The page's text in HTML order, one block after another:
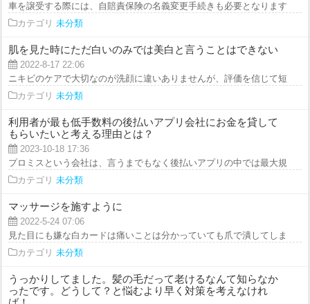
車を譲受する際には、自賠責保険の名義変更手続きも必要となります。
カテゴリ 未分類
肌を見た時にただ白いのみでは美白と言うことはできない
2022-8-17 22:06
ニキビのケアで大切なのが洗顔に違いありませんが、評価を信じて短絡的
カテゴリ 未分類
利用者が最も低手数料の後払いアプリ会社にお金を貸して
もらいたいと考える理由とは？
2023-10-18 17:36
プロミスという会社は、言うまでもなく後払いアプリの中では最大規模の
カテゴリ 未分類
マッサージを施すように
2022-5-24 07:06
見た目にも嫌な白カードは痛いことは分かっていても爪で潰してしまいた
カテゴリ 未分類
うっかりしてました。髪の毛だって老けるなんて知らなか
ったです。どうして？と悩むより早く対策を考えなけれ